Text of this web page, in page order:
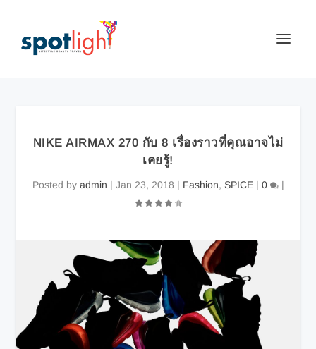
NIKE AIRMAX 270 กับ 8 เรื่องราวที่คุณอาจไม่
เคยรู้!
Posted by admin | Jan 23, 2018 | Fashion, SPICE| 0 |